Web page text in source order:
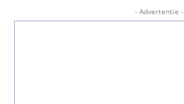
- Advertentie -